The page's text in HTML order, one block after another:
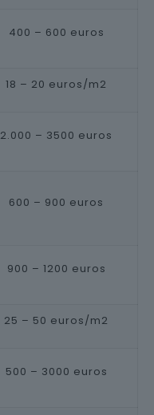
400 – 600 euros
18 – 20 euros/m2
2.000 – 3500 euros
600 – 900 euros
900 – 1200 euros
25 – 50 euros/m2
500 – 3000 euros